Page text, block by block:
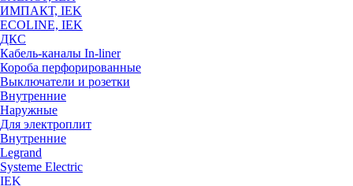
ИМПАКТ, IEK
ECOLINE, IEK
ДКС
Кабель-каналы In-liner
Короба перфорированные
Выключатели и розетки
Внутренние
Наружные
Для электроплит
Внутренние
Legrand
Systeme Electric
IEK